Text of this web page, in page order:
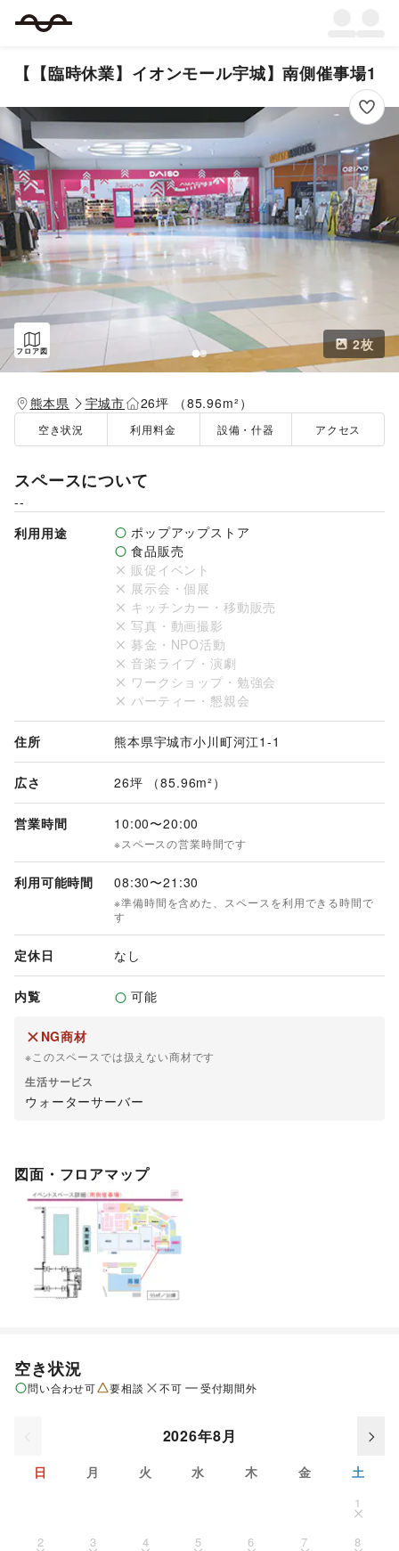
【【臨時休業】イオンモール宇城】南側催事場1
フロア図 2枚
熊本県 宇城市 26坪 （85.96m²）
空き状況 利用料金 設備・什器 アクセス
スペースについて
--
利用用途
ポップアップストア
食品販売
販促イベント
展示会・個展
キッチンカー・移動販売
写真・動画撮影
募金・NPO活動
音楽ライブ・演劇
ワークショップ・勉強会
パーティー・懇親会
住所 熊本県宇城市小川町河江1-1
広さ 26坪 （85.96m²）
営業時間 10:00〜20:00
※スペースの営業時間です
利用可能時間 08:30〜21:30
※準備時間を含めた、スペースを利用できる時間で
す
定休日 なし
内覧 可能
NG商材
※このスペースでは扱えない商材です
生活サービス
ウォーターサーバー
図面・フロアマップ
空き状況
問い合わせ可 要相談 不可 受付期間外
2026年8月
日 月 火 水 木 金 土
1
2 3 4 5 6 7 8